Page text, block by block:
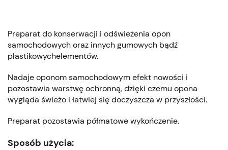
Preparat do konserwacji i odświeżenia opon
samochodowych oraz innych gumowych bądź
plastikowychelementów.
Nadaje oponom samochodowym efekt nowości i
pozostawia warstwę ochronną, dzięki czemu opona
wygląda świeżo i łatwiej się doczyszcza w przyszłości.
Preparat pozostawia półmatowe wykończenie.
Sposób użycia: